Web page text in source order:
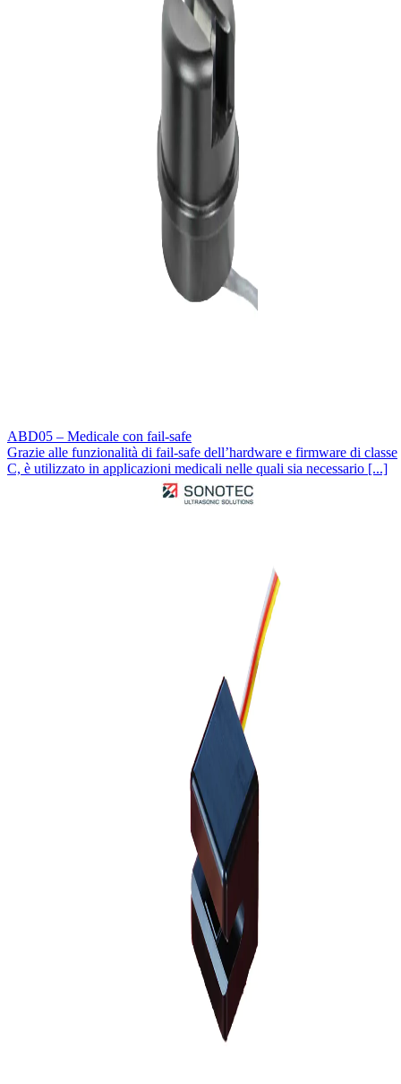
ABD05 – Medicale con fail-safe
Grazie alle funzionalità di fail-safe dell’hardware e firmware di classe
C, è utilizzato in applicazioni medicali nelle quali sia necessario [...]